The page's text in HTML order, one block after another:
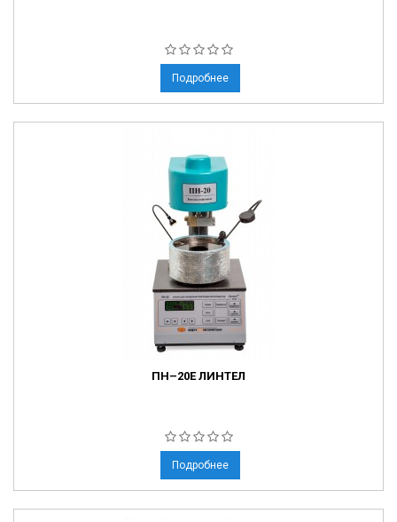
Подробнее
ПН–20Е ЛИНТЕЛ
Подробнее